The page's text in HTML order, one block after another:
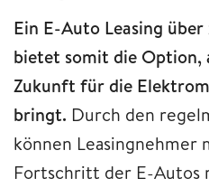
Ein E-Auto Leasing
bietet somit die Option,
Zukunft für die
bringt. Durch den
können Leasingnehmer
Fortschritt der E-Autos